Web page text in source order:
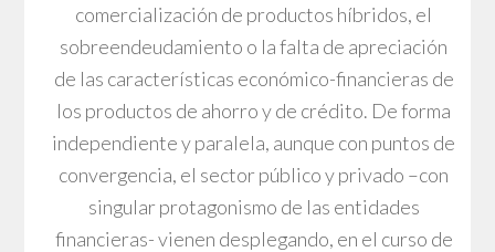
comercialización de productos híbridos, el
sobreendeudamiento o la falta de apreciación
de las características económico-financieras de
los productos de ahorro y de crédito. De forma
independiente y paralela, aunque con puntos de
convergencia, el sector público y privado –con
singular protagonismo de las entidades
financieras- vienen desplegando, en el curso de